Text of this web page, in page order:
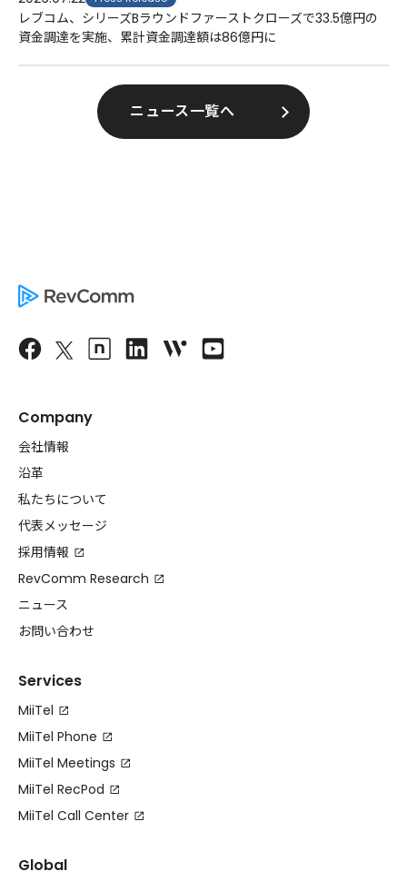
レブコム、シリーズBラウンドファーストクローズで33.5億円の
資金調達を実施、累計資金調達額は86億円に
ニュース一覧へ
Company
会社情報
沿革
私たちについて
代表メッセージ
採用情報
RevComm Research
ニュース
お問い合わせ
Services
MiiTel
MiiTel Phone
MiiTel Meetings
MiiTel RecPod
MiiTel Call Center
Global